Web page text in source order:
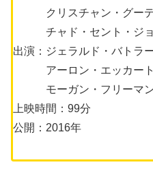
クリスチャン・グーデ
チャド・セント・ジ
出演：ジェラルド・バトラ
アーロン・エッカート
モーガン・フリーマ
上映時間：99分
公開：2016年